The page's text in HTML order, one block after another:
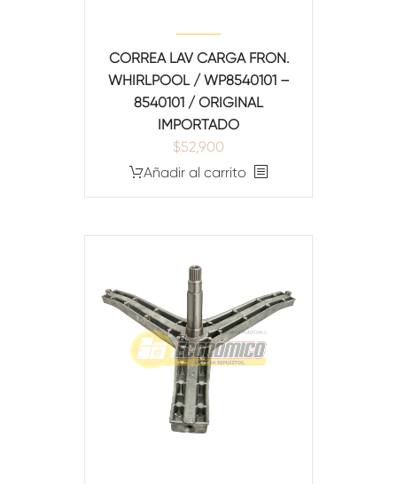
CORREA LAV CARGA FRON.
WHIRLPOOL / WP8540101 –
8540101 / ORIGINAL
IMPORTADO
$52,900
Añadir al carrito